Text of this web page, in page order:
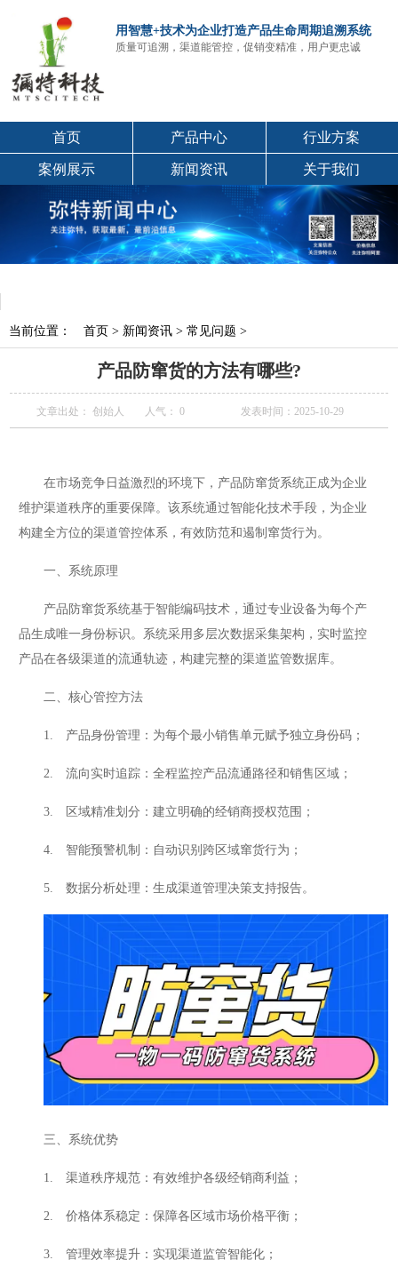
用智慧+技术为企业打造产品生命周期追溯系统
质量可追溯，渠道能管控，促销变精准，用户更忠诚
首页 产品中心 行业方案
案例展示 新闻资讯 关于我们
当前位置： 首页 > 新闻资讯 > 常见问题 >
产品防窜货的方法有哪些?
文章出处： 创始人 人气： 0 发表时间：2025-10-29
在市场竞争日益激烈的环境下，产品防窜货系统正成为企业
维护渠道秩序的重要保障。该系统通过智能化技术手段，为企业
构建全方位的渠道管控体系，有效防范和遏制窜货行为。
一、系统原理
产品防窜货系统基于智能编码技术，通过专业设备为每个产
品生成唯一身份标识。系统采用多层次数据采集架构，实时监控
产品在各级渠道的流通轨迹，构建完整的渠道监管数据库。
二、核心管控方法
1. 产品身份管理：为每个最小销售单元赋予独立身份码；
2. 流向实时追踪：全程监控产品流通路径和销售区域；
3. 区域精准划分：建立明确的经销商授权范围；
4. 智能预警机制：自动识别跨区域窜货行为；
5. 数据分析处理：生成渠道管理决策支持报告。
三、系统优势
1. 渠道秩序规范：有效维护各级经销商利益；
2. 价格体系稳定：保障各区域市场价格平衡；
3. 管理效率提升：实现渠道监管智能化；